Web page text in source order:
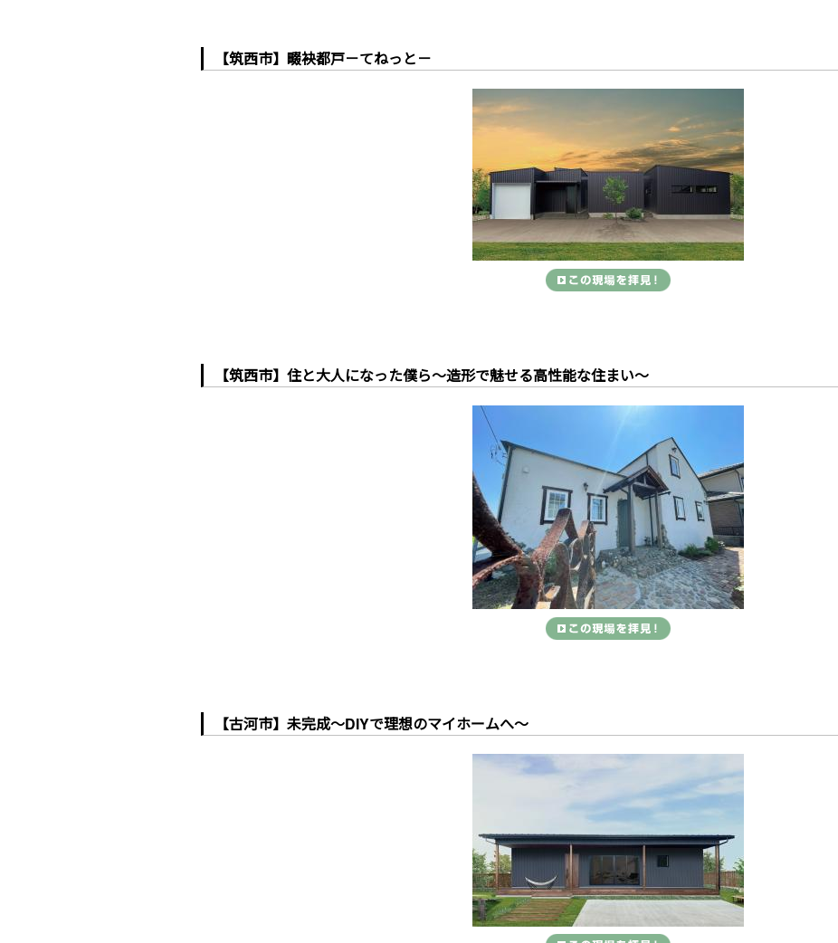
【筑西市】畷袂都戸－てねっと－
【筑西市】住と大人になった僕ら～造形で魅せる高性能な住まい～
【古河市】未完成～DIYで理想のマイホームへ～